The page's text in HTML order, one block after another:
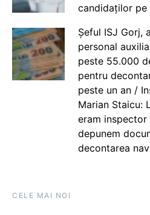
candidaților
Șeful ISJ Gorj,
personal
peste 55.000
pentru
peste un an /
Marian Staicu:
eram inspector
depunem
decontarea
CELE MAI NOI